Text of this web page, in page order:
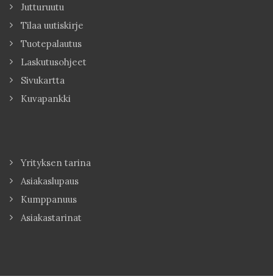
Jutturuutu
Tilaa uutiskirje
Tuotepalautus
Laskutusohjeet
Sivukartta
Kuvapankki
Yrityksen tarina
Asiakaslupaus
Kumppanuus
Asiakastarinat